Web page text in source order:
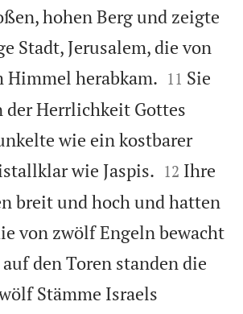
hohen Berg und zeigte
Stadt, Jerusalem, die von
Himmel herabkam. 

11 Sie
der Herrlichkeit Gottes
wie ein kostbarer
wie Jaspis. 

12 Ihre
breit und hoch und hatten
von zwölf Engeln bewacht
den Toren standen die
Stämme Israels